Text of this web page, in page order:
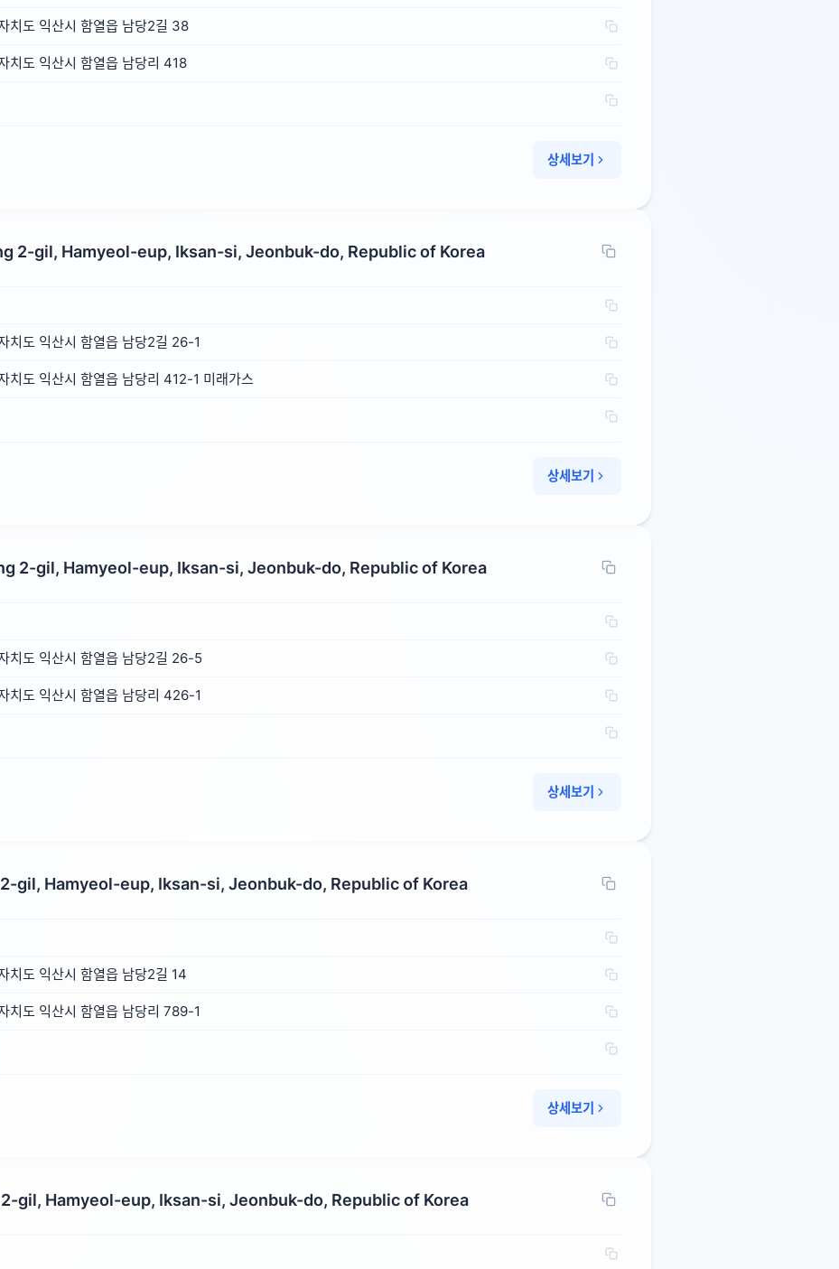
치도 익산시 함열읍 남당2길 38
치도 익산시 함열읍 남당리 418
상세보기
2-gil, Hamyeol-eup, Iksan-si, Jeonbuk-do, Republic of Korea
치도 익산시 함열읍 남당2길 26-1
치도 익산시 함열읍 남당리 412-1 미래가스
상세보기
2-gil, Hamyeol-eup, Iksan-si, Jeonbuk-do, Republic of Korea
치도 익산시 함열읍 남당2길 26-5
치도 익산시 함열읍 남당리 426-1
상세보기
gil, Hamyeol-eup, Iksan-si, Jeonbuk-do, Republic of Korea
치도 익산시 함열읍 남당2길 14
치도 익산시 함열읍 남당리 789-1
상세보기
gil, Hamyeol-eup, Iksan-si, Jeonbuk-do, Republic of Korea